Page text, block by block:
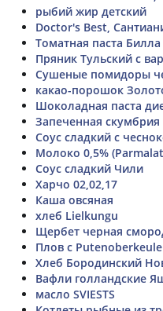
рыбий жир детский
Doctor's Best,
Томатная паста Билла
Пряник Тульский с
Сушеные помидоры
какао-порошок
Шоколадная паста
Запеченная скумбрия
Соус сладкий с
Молоко 0,5%
Соус сладкий Чили
Харчо 02,02,17
Каша овсяная
хлеб Lielkungu
Щербет черная
Плов с Putenoberkeule
Хлеб Бородинский
Вафли голландские
масло SVIESTS